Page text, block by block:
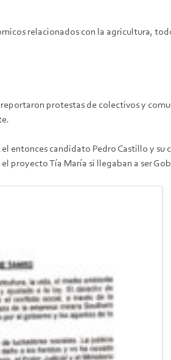
relacionados con la agricultura,
protestas de colectivos y
entonces candidato Pedro Castillo y
proyecto Tía María si llegaban a ser